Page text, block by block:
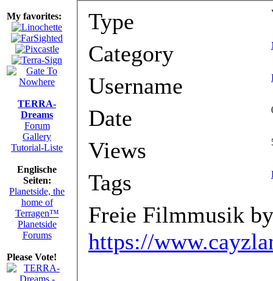
My favorites:
TERRA-
Dreams
Forum
Gallery
Tutorial-Liste
Englische
Seiten:
Planetside, the
home of
Terragen™
Planetside
Forums
Please Vote!
Type
Category
Username
Date
Views
Tags
Freie Filmmusik
https://